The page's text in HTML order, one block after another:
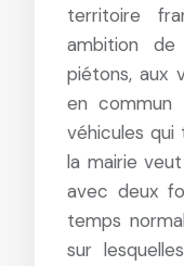
territoire
ambition
piétons, aux
en commun
véhicules
la mairie
avec deux
temps
sur